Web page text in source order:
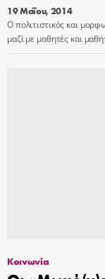
19 Μαΐου, 2014
Ο πολιτιστικός και
μαζί με μαθητές και
Κοινωνία